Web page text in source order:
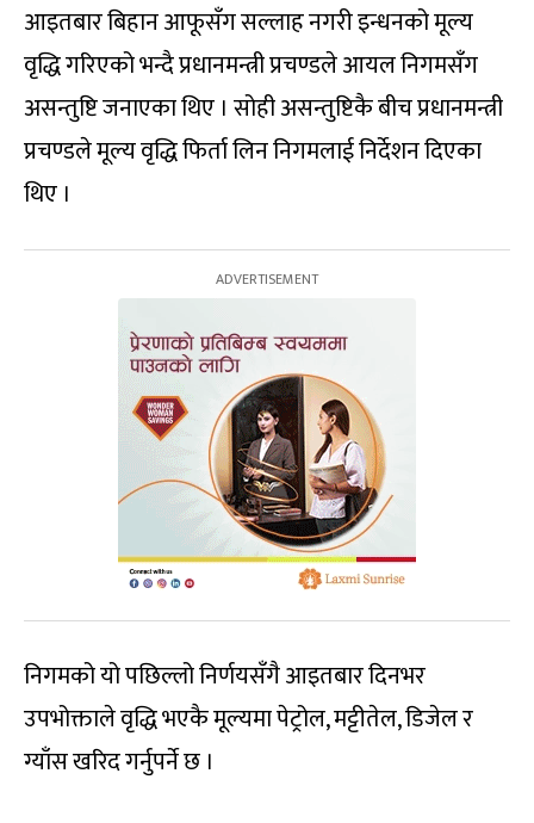
आइतबार बिहान आफूसँग सल्लाह नगरी इन्धनको मूल्य
वृद्धि गरिएको भन्दै प्रधानमन्त्री प्रचण्डले आयल निगमसँग
असन्तुष्टि जनाएका थिए । सोही असन्तुष्टिकै बीच प्रधानमन्त्री
प्रचण्डले मूल्य वृद्धि फिर्ता लिन निगमलाई निर्देशन दिएका
थिए ।
निगमको यो पछिल्लो निर्णयसँगै आइतबार दिनभर
उपभोक्ताले वृद्धि भएकै मूल्यमा पेट्रोल, मट्टीतेल, डिजेल र
ग्याँस खरिद गर्नुपर्ने छ ।